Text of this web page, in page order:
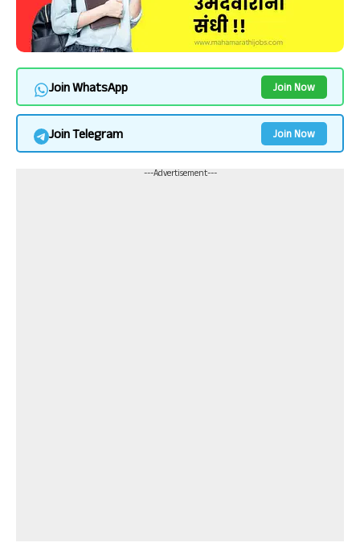
Join WhatsApp Join Now
Join Telegram Join Now
---Advertisement---